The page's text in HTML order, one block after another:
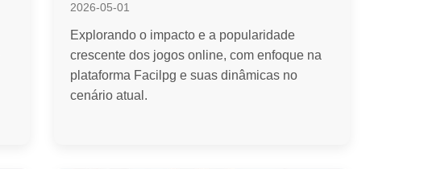
2026-05-01
Explorando o impacto e a popularidade
crescente dos jogos online, com enfoque na
plataforma Facilpg e suas dinâmicas no
cenário atual.